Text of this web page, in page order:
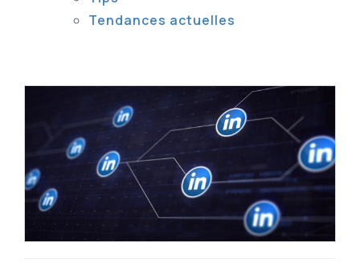
Tendances actuelles